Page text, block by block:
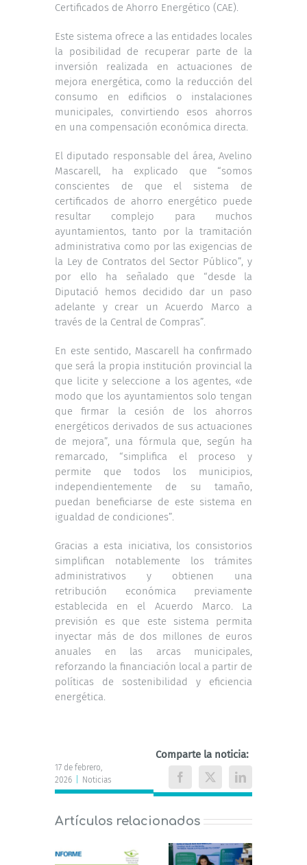
Certificados de Ahorro Energético (CAE).
Este sistema ofrece a las entidades locales
la posibilidad de recuperar parte de la
inversión realizada en actuaciones de
mejora energética, como la reducción del
consumo en edificios o instalaciones
municipales, convirtiendo esos ahorros
en una compensación económica directa.
El diputado responsable del área, Avelino
Mascarell, ha explicado que “somos
conscientes de que el sistema de
certificados de ahorro energético puede
resultar complejo para muchos
ayuntamientos, tanto por la tramitación
administrativa como por las exigencias de
la Ley de Contratos del Sector Público”, y
por ello ha señalado que “desde la
Diputació hemos decidido dar un paso
adelante y crear un Acuerdo Marco a
través de la Central de Compras”.
En este sentido, Mascarell ha confirmado
que será la propia institución provincial la
que licite y seleccione a los agentes, «de
modo que los ayuntamientos solo tengan
que firmar la cesión de los ahorros
energéticos derivados de sus actuaciones
de mejora”, una fórmula que, según ha
remarcado, “simplifica el proceso y
permite que todos los municipios,
independientemente de su tamaño,
puedan beneficiarse de este sistema en
igualdad de condiciones”.
Gracias a esta iniciativa, los consistorios
simplifican notablemente los trámites
administrativos y obtienen una
retribución económica previamente
establecida en el Acuerdo Marco. La
previsión es que este sistema permita
inyectar más de dos millones de euros
anuales en las arcas municipales,
reforzando la financiación local a partir de
políticas de sostenibilidad y eficiencia
energética.
17 de febrero,
2026
Noticias
Comparte la noticia:
Facebook
X LinkedIn
Artículos relacionados